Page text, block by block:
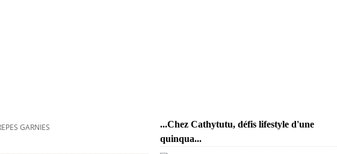
GARNIES
...Chez Cathytutu, défis lifestyle d'une
quinqua...